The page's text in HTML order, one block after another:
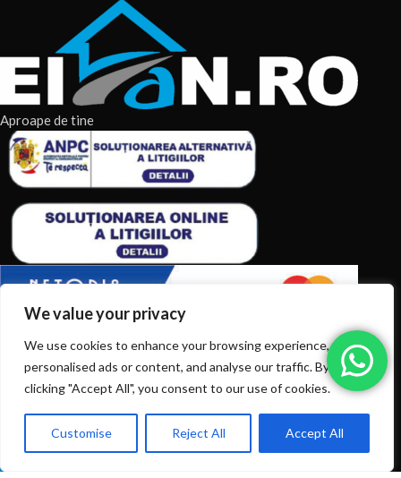
We value your privacy
We use cookies to enhance your browsing experience, serve
personalised ads or content, and analyse our traffic. By
clicking "Accept All", you consent to our use of cookies.
Customise Reject All Accept All
Ai intrebări? Sună la: +40720366616
Aproape de tine
ARTICOLE RECENTE
TERMENI & CONDITII
CATEGORII DE PRODUSE
CATEGORII DE PRODUSE
0